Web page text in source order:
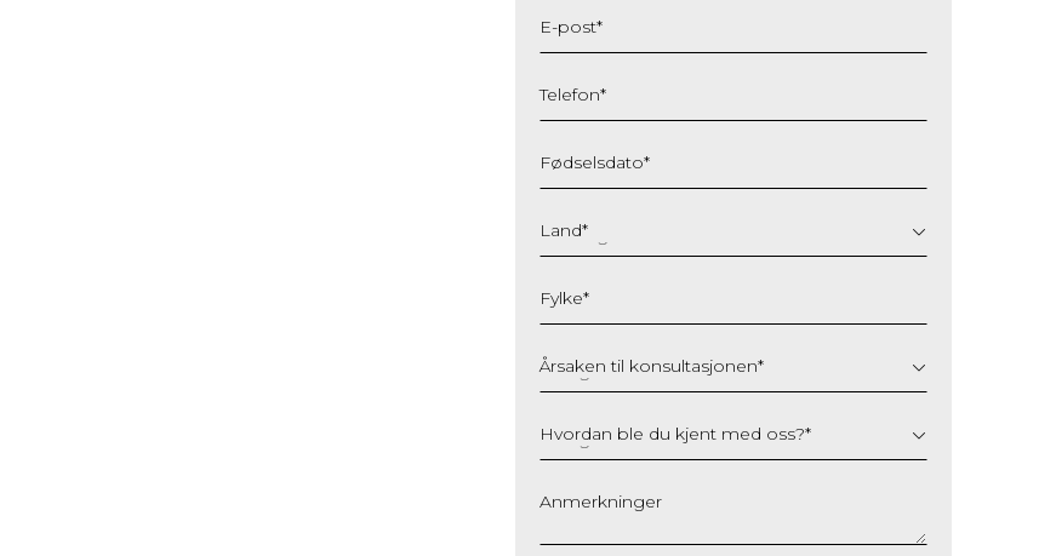
E-post*
Telefon*
Fødselsdato*
slash
MM
YYYY
Land*
Fylke*
Årsaken til konsultasjonen*
Hvordan ble du kjent med oss?*
Anmerkninger